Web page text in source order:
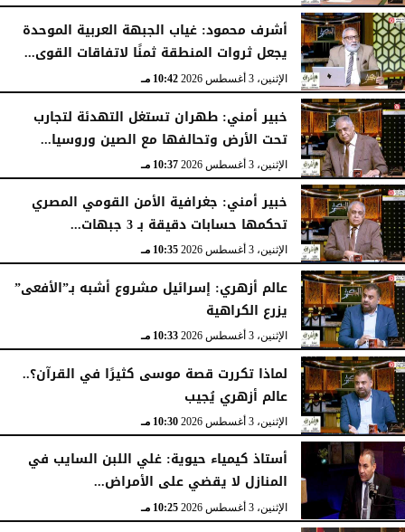
أشرف محمود: غياب الجبهة العربية الموحدة
يجعل ثروات المنطقة ثمنًا لاتفاقات القوى...
الإثنين، 3 أغسطس 2026 10:42 مـ
خبير أمني: طهران تستغل التهدئة لتجارب
تحت الأرض وتحالفها مع الصين وروسيا...
الإثنين، 3 أغسطس 2026 10:37 مـ
خبير أمني: جغرافية الأمن القومي المصري
تحكمها حسابات دقيقة بـ 3 جبهات...
الإثنين، 3 أغسطس 2026 10:35 مـ
عالم أزهري: إسرائيل مشروع أشبه بـ”الأفعى”
يزرع الكراهية
الإثنين، 3 أغسطس 2026 10:33 مـ
لماذا تكررت قصة موسى كثيرًا في القرآن؟..
عالم أزهري يُجيب
الإثنين، 3 أغسطس 2026 10:30 مـ
أستاذ كيمياء حيوية: غلي اللبن السايب في
المنازل لا يقضي على الأمراض...
الإثنين، 3 أغسطس 2026 10:25 مـ